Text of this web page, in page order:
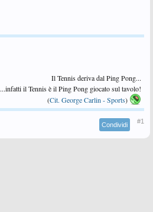
Il Tennis deriva dal Ping Pong...
...infatti il Tennis è il Ping Pong giocato sul tavolo!
(Cit. George Carlin - Sports)
Condividi #1